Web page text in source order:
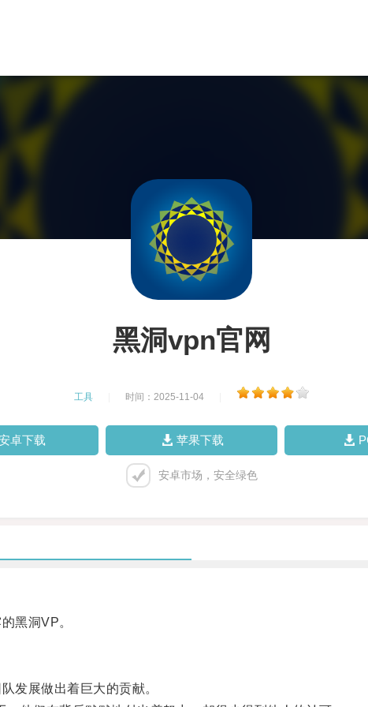
黑洞vpn官网
工具 时间：2025-11-04
卓下载 苹果下载
安卓市场，安全绿色
黑洞VP。
展做出着巨大的贡献。